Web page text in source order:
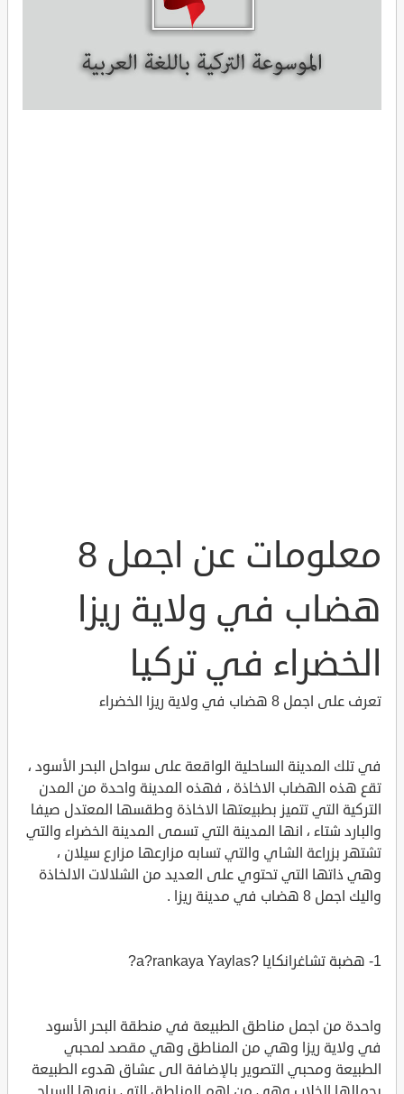
معلومات عن اجمل 8
هضاب في ولاية ريزا
الخضراء في تركيا
تعرف على اجمل 8 هضاب في ولاية ريزا الخضراء
في تلك المدينة الساحلية الواقعة على سواحل البحر الأسود ،
تقع هذه الهضاب الاخاذة ، فهذه المدينة واحدة من المدن
التركية التي تتميز بطبيعتها الاخاذة وطقسها المعتدل صيفا
والبارد شتاء ، انها المدينة التي تسمى المدينة الخضراء والتي
تشتهر بزراعة الشاي والتي تسابه مزارعها مزارع سيلان ،
وهي ذاتها التي تحتوي على العديد من الشلالات الالخاذة
واليك اجمل 8 هضاب في مدينة ريزا .
1- هضبة تشاغرانكايا ?a?rankaya Yaylas?
واحدة من اجمل مناطق الطبيعة في منطقة البحر الأسود
في ولاية ريزا وهي من المناطق وهي مقصد لمحبي
الطبيعة ومحبي التصوير بالإضافة الى عشاق هدوء الطبيعة